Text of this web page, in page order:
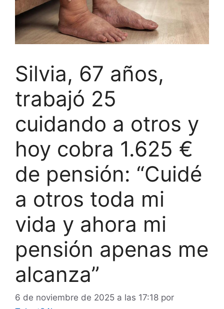
Silvia, 67 años,
trabajó 25
cuidando a otros y
hoy cobra 1.625 €
de pensión: “Cuidé
a otros toda mi
vida y ahora mi
pensión apenas me
alcanza”
6 de noviembre de 2025 a las 17:18 por